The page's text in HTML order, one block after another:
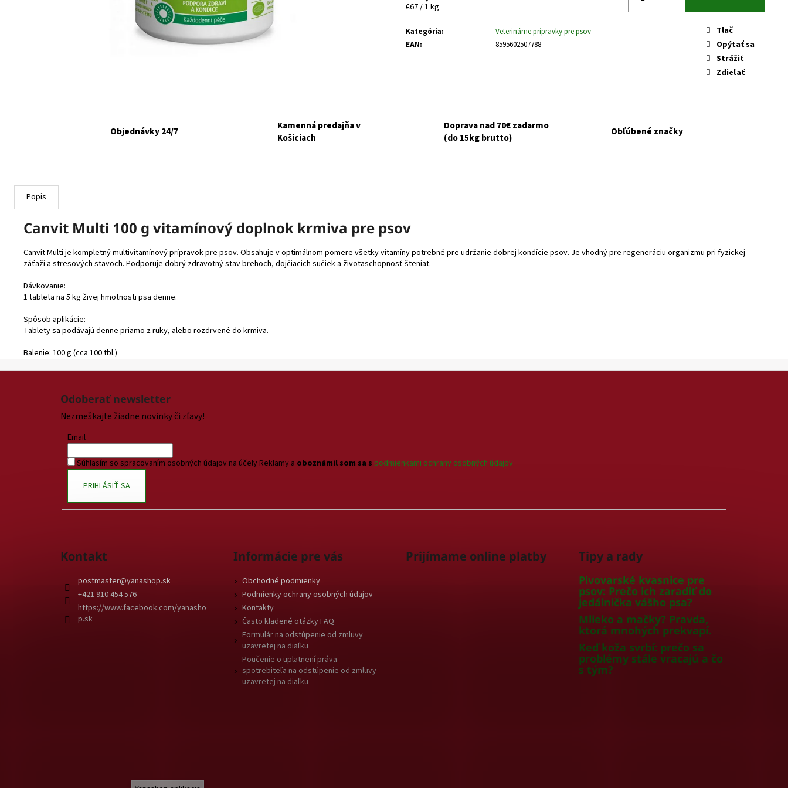
Jednotková
cena:
€67 / 1 kg
Kategória:
Veterinárne prípravky pre psov
EAN: 8595602507788
Tlač
Opýtať sa
Strážiť
Zdieľať
Objednávky 24/7
Kamenná predajňa v
Košiciach
Doprava nad 70€ zadarmo
(do 15kg brutto)
Obľúbené značky
Popis
Canvit Multi 100 g vitamínový doplnok krmiva pre psov
Canvit Multi je kompletný multivitamínový prípravok pre psov. Obsahuje v optimálnom pomere všetky vitamíny potrebné pre udržanie dobrej kondície psov. Je vhodný pre regeneráciu organizmu pri fyzickej
záťaži a stresových stavoch. Podporuje dobrý zdravotný stav brehoch, dojčiacich sučiek a životaschopnosť šteniat.
Dávkovanie:
1 tableta na 5 kg živej hmotnosti psa denne.
Spôsob aplikácie:
Tablety sa podávajú denne priamo z ruky, alebo rozdrvené do krmiva.
Balenie: 100 g (cca 100 tbl.)
€6,10
Pôvodne:
Z
Odoberať newsletter
Nezmeškajte žiadne novinky či zľavy!
Email
Súhlasím so spracovaním osobných údajov na účely Reklamy a oboznámil som sa s podmienkami ochrany osobných údajov
PRIHLÁSIŤ SA
Kontakt
postmaster@yanashop.sk
+421 910 454 576
https://www.facebook.com/yanasho
p.sk
Informácie pre vás
Obchodné podmienky
Podmienky ochrany osobných údajov
Kontakty
Často kladené otázky FAQ
Formulár na odstúpenie od zmluvy
uzavretej na diaľku
Poučenie o uplatnení práva
spotrebiteľa na odstúpenie od zmluvy
uzavretej na diaľku
Prijímame online platby Tipy a rady
Pivovarské kvasnice pre
psov: Prečo ich zaradiť do
jedálnička vášho psa?
Mlieko a mačky? Pravda,
ktorá mnohých prekvapí.
Keď koža svrbí: prečo sa
problémy stále vracajú a čo
s tým?